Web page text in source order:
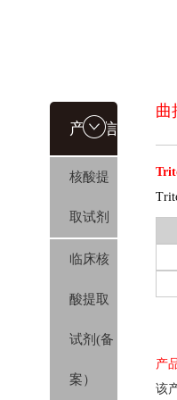
产品信
息
核酸提
取试剂
临床核
酸提取
试剂(备
案）
曲
产
该